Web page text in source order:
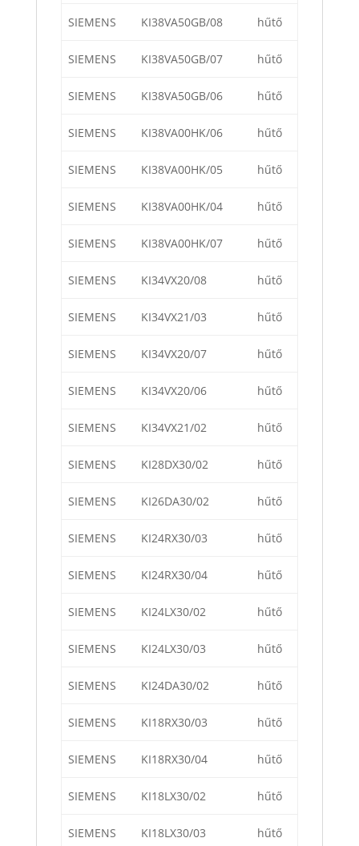
SIEMENS KI38VA50GB/08 hűtő
SIEMENS KI38VA50GB/07 hűtő
SIEMENS KI38VA50GB/06 hűtő
SIEMENS KI38VA00HK/06 hűtő
SIEMENS KI38VA00HK/05 hűtő
SIEMENS KI38VA00HK/04 hűtő
SIEMENS KI38VA00HK/07 hűtő
SIEMENS KI34VX20/08 hűtő
SIEMENS KI34VX21/03 hűtő
SIEMENS KI34VX20/07 hűtő
SIEMENS KI34VX20/06 hűtő
SIEMENS KI34VX21/02 hűtő
SIEMENS KI28DX30/02 hűtő
SIEMENS KI26DA30/02 hűtő
SIEMENS KI24RX30/03 hűtő
SIEMENS KI24RX30/04 hűtő
SIEMENS KI24LX30/02 hűtő
SIEMENS KI24LX30/03 hűtő
SIEMENS KI24DA30/02 hűtő
SIEMENS KI18RX30/03 hűtő
SIEMENS KI18RX30/04 hűtő
SIEMENS KI18LX30/02 hűtő
SIEMENS KI18LX30/03 hűtő